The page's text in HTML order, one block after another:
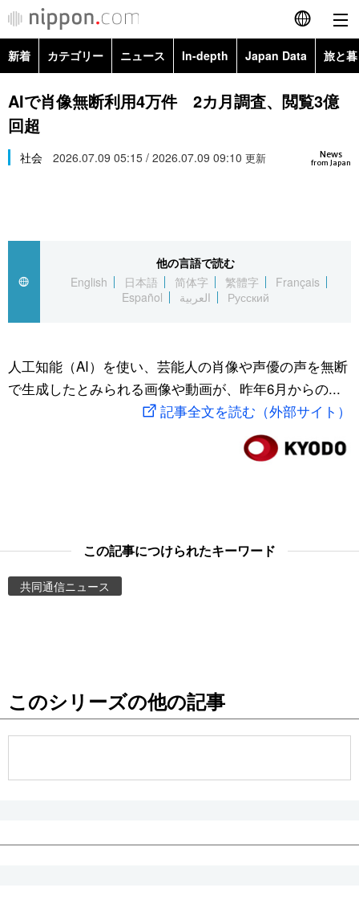
English
简体字
Русский
カテゴリー
経済・ビジネス
国際
文化
トップ
アーカイブ
In-depth
Japan Data
動画/Live
お知らせ
新着 カテゴリー ニュース In-depth Japan Data 旅と
政治・外交
経済・ビジネス
スポーツ・東京2020
Topics
AIで肖像無断利用4万件 2カ月調査、閲覧3億
回超
News
from Japan
社会 2026.07.09 05:15 / 2026.07.09 09:10 更新
他の言語で読む
English
日本語 简体字 繁體字
Français
Español
العربية Русский
人工知能（AI）を使い、芸能人の肖像や声優の声を無断
で生成したとみられる画像や動画が、昨年6月からの...
記事全文を読む（外部サイト）
この記事につけられたキーワード
共同通信ニュース
このシリーズの他の記事